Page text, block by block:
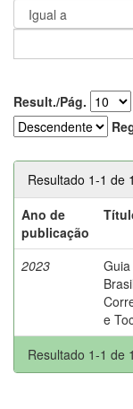
Result./Pág.
Resultado 1-1 de
Ano de
publicação
2023
e
Resultado 1-1 de